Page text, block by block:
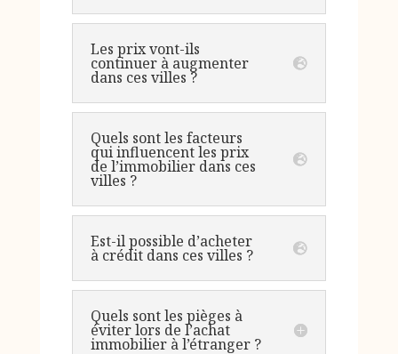
Les prix vont-ils
continuer à augmenter
dans ces villes ?
Quels sont les facteurs
qui influencent les prix
de l’immobilier dans ces
villes ?
Est-il possible d’acheter
à crédit dans ces villes ?
Quels sont les pièges à
éviter lors de l’achat
immobilier à l’étranger ?